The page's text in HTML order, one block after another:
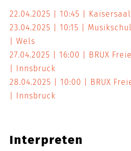
22.04.2025 10:45 Kaisersaal
23.04.2025
10:15
Wels
27.04.2025
16:00
BRUX
Innsbruck
28.04.2025
10:00
BRUX
Innsbruck
Interpreten